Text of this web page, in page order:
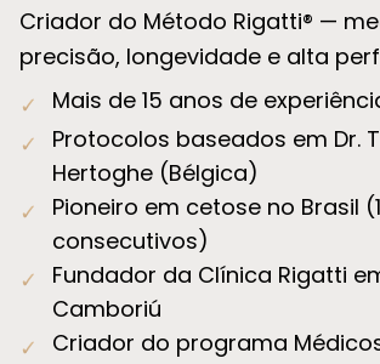
Criador do Método Rigatti® —
precisão, longevidade e alta
✓
Mais de 15 anos de
✓
Protocolos baseados em Dr.
Hertoghe (Bélgica)
✓
Pioneiro em cetose no Brasil
consecutivos)
✓
Fundador da Clínica Rigatti
Camboriú
✓
Criador do programa